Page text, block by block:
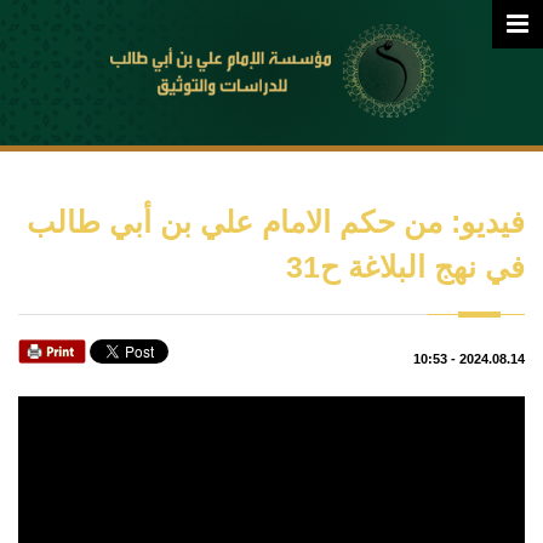
فيديو: من حكم الامام علي بن أبي طالب
في نهج البلاغة ح31
2024.08.14
-
10:53